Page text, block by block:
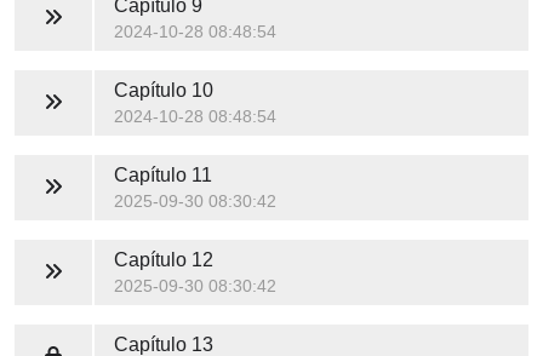
Capítulo 9
2024-10-28 08:48:54
Capítulo 10
2024-10-28 08:48:54
Capítulo 11
2025-09-30 08:30:42
Capítulo 12
2025-09-30 08:30:42
Capítulo 13